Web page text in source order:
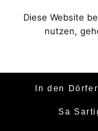
Hirtenland
Golfo di
In den
Sa
Diese Website
nutzen,